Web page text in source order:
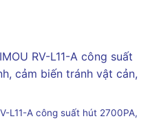
L11-A công suất hút 2700PA,